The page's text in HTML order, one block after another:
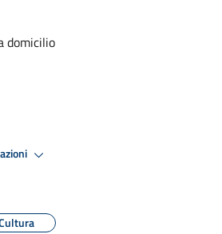
domicilio